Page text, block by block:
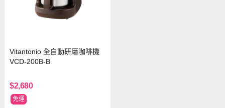
Vitantonio 全自動研磨咖啡機
VCD-200B-B
$2,680
免運